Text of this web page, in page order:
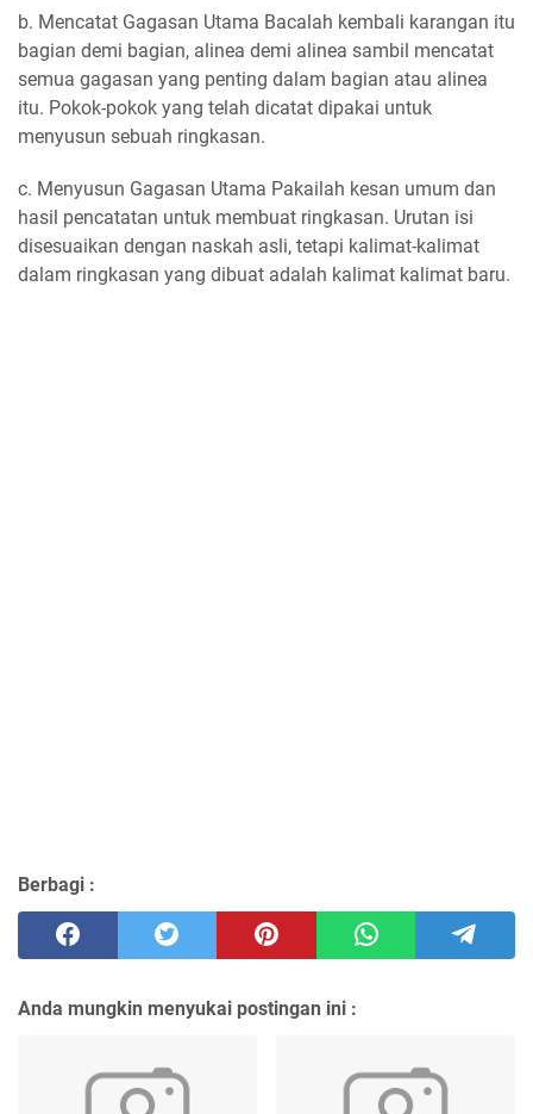
b. Mencatat Gagasan Utama Bacalah kembali karangan itu
bagian demi bagian, alinea demi alinea sambil mencatat
semua gagasan yang penting dalam bagian atau alinea
itu. Pokok-pokok yang telah dicatat dipakai untuk
menyusun sebuah ringkasan.
c. Menyusun Gagasan Utama Pakailah kesan umum dan
hasil pencatatan untuk membuat ringkasan. Urutan isi
disesuaikan dengan naskah asli, tetapi kalimat-kalimat
dalam ringkasan yang dibuat adalah kalimat kalimat baru.
Berbagi :
Anda mungkin menyukai postingan ini :